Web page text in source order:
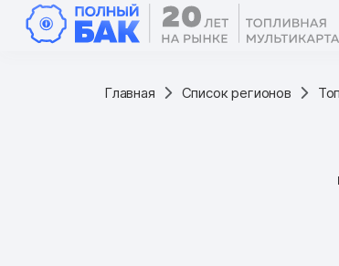
Главная Список регионов